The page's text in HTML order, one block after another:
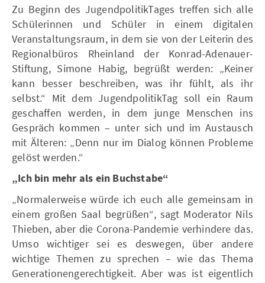
Zu Beginn des JugendpolitikTages treffen sich alle
Schülerinnen und Schüler in einem digitalen
Veranstaltungsraum, in dem sie von der Leiterin des
Regionalbüros Rheinland der Konrad-Adenauer-
Stiftung, Simone Habig, begrüßt werden: „Keiner
kann besser beschreiben, was ihr fühlt, als ihr
selbst.“ Mit dem JugendpolitikTag soll ein Raum
geschaffen werden, in dem junge Menschen ins
Gespräch kommen – unter sich und im Austausch
mit Älteren: „Denn nur im Dialog können Probleme
gelöst werden.“
„Ich bin mehr als ein Buchstabe“
„Normalerweise würde ich euch alle gemeinsam in
einem großen Saal begrüßen“, sagt Moderator Nils
Thieben, aber die Corona-Pandemie verhindere das.
Umso wichtiger sei es deswegen, über andere
wichtige Themen zu sprechen – wie das Thema
Generationengerechtigkeit. Aber was ist eigentlich